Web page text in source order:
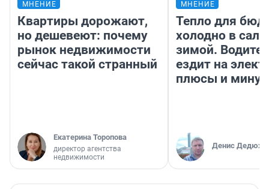
МНЕНИЕ
Квартиры дорожают,
но дешевеют: почему
рынок недвижимости
сейчас такой странный
Екатерина Торопова
директор агентства
недвижимости
МНЕНИЕ
Тепло для
холодно в
зимой.
ездит на
плюсы и
Денис